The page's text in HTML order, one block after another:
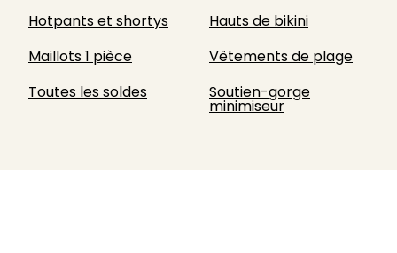
Hotpants et shortys
Hauts de bikini
Maillots 1 pièce
Vêtements de plage
Toutes les soldes
Soutien-gorge
minimiseur